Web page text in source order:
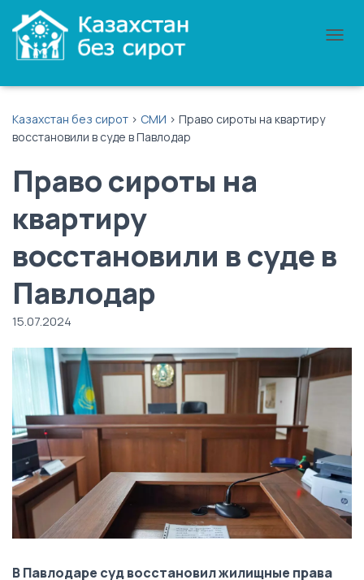
И
Казахстан без сирот > СМИ > Право сироты на квартиру
восстановили в суде в Павлодар
Право сироты на
квартиру
восстановили в суде в
Павлодар
15.07.2024
В Павлодаре суд восстановил жилищные права